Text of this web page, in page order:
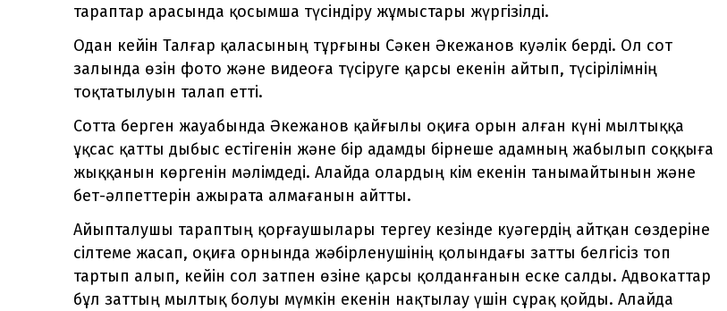
тараптар арасында қосымша түсіндіру жұмыстары жүргізілді.
Одан кейін Талғар қаласының тұрғыны Сәкен Әкежанов куәлік берді. Ол сот
залында өзін фото және видеоға түсіруге қарсы екенін айтып, түсірілімнің
тоқтатылуын талап етті.
Сотта берген жауабында Әкежанов қайғылы оқиға орын алған күні мылтыққа
ұқсас қатты дыбыс естігенін және бір адамды бірнеше адамның жабылып соққыға
жыққанын көргенін мәлімдеді. Алайда олардың кім екенін танымайтынын және
бет-әлпеттерін ажырата алмағанын айтты.
Айыпталушы тараптың қорғаушылары тергеу кезінде куәгердің айтқан сөздеріне
сілтеме жасап, оқиға орнында жәбірленушінің қолындағы затты белгісіз топ
тартып алып, кейін сол затпен өзіне қарсы қолданғанын еске салды. Адвокаттар
бұл заттың мылтық болуы мүмкін екенін нақтылау үшін сұрақ қойды. Алайда